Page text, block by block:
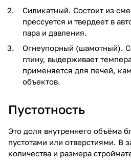
Силикатный. Состоит из
прессуется и твердеет в
пара и давления.
Огнеупорный (шамотный).
глину, выдерживает
применяется для печей,
объектов.
Пустотность
Это доля внутреннего объёма
пустотами или отверстиями. В
количества и размера